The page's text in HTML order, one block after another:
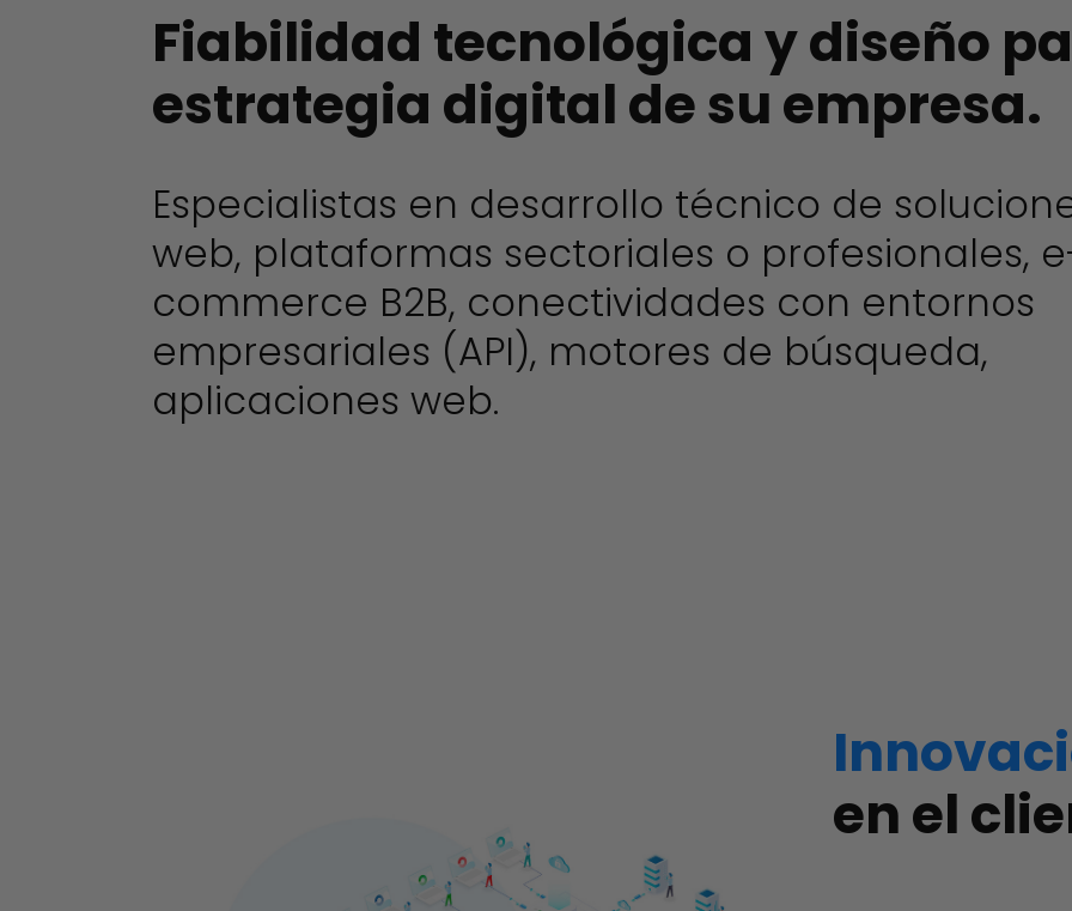
Fiabilidad tecnológica y diseño
estrategia digital de su empresa.
Especialistas en desarrollo técnico de
web, plataformas sectoriales o profesionales,
commerce B2B, conectividades con entornos
empresariales (API), motores de búsqueda,
aplicaciones web.
en el